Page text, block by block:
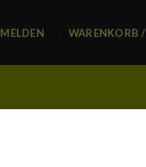
WARENKORB /